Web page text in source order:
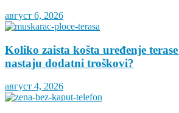
август 6, 2026
Koliko zaista košta uređenje terase
nastaju dodatni troškovi?
август 4, 2026